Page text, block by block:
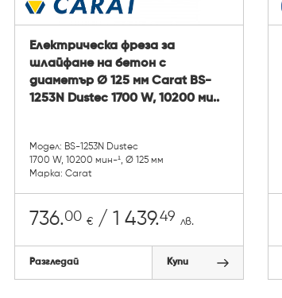
Електрическа фреза за
шлайфане на бетон с
диаметър Ø 125 мм Carat BS-
1253N Dustec 1700 W, 10200 ми..
Модел: BS-1253N Dustec
1700 W, 10200 мин-¹, Ø 125 мм
Марка: Carat
736.00 €/ 1 439.49 лв.
Разгледай Купи